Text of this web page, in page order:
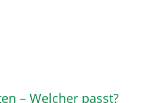
– Welcher passt?